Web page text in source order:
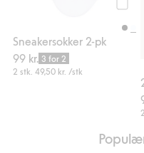
Sneakersokker 2-pk
99 kr. 3 for 2
2 stk. 49,50 kr. /stk